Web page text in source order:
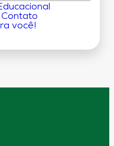
você!